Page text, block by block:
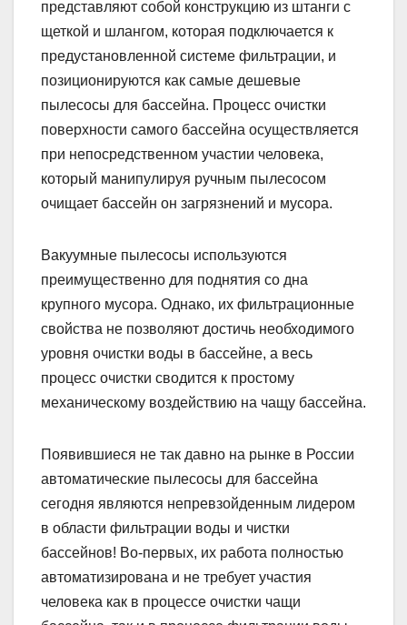
представляют собой конструкцию из штанги с
щеткой и шлангом, которая подключается к
предустановленной системе фильтрации, и
позиционируются как самые дешевые
пылесосы для бассейна. Процесс очистки
поверхности самого бассейна осуществляется
при непосредственном участии человека,
который манипулируя ручным пылесосом
очищает бассейн он загрязнений и мусора.
Вакуумные пылесосы используются
преимущественно для поднятия со дна
крупного мусора. Однако, их фильтрационные
свойства не позволяют достичь необходимого
уровня очистки воды в бассейне, а весь
процесс очистки сводится к простому
механическому воздействию на чащу бассейна.
Появившиеся не так давно на рынке в России
автоматические пылесосы для бассейна
сегодня являются непревзойденным лидером
в области фильтрации воды и чистки
бассейнов! Во-первых, их работа полностью
автоматизирована и не требует участия
человека как в процессе очистки чащи